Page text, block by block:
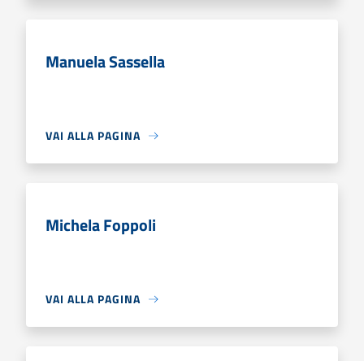
Manuela Sassella
VAI ALLA PAGINA
Michela Foppoli
VAI ALLA PAGINA